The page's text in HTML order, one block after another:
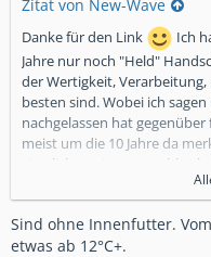
Zitat von New-Wave
Danke für den Link
Ich
Jahre nur noch "Held"
der Wertigkeit,
besten sind. Wobei ich
nachgelassen hat
meist um die 10 Jahre da
ziemlich gut ist was
habe ich dann gerne etwas
relativiert ... Im Sommer
weils dann nicht "klebt" und
Probleme damit bekommt...
Sind ohne Innenfutter.
etwas ab 12°C+.